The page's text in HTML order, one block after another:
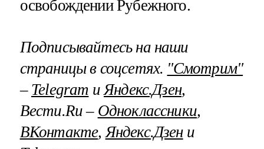
освобождении Рубежного.
Подписывайтесь на наши
страницы в соцсетях. "Смотрим"
– Telegram иЯндекс.Дзен,
Вести.Ru – Одноклассники,
ВКонтакте,Яндекс.Дзени